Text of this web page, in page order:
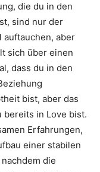
die du in den
sind nur der
auftauchen, aber
sich über einen
dass du in den
bist, aber das
bereits in Love bist.
Erfahrungen,
einer stabilen
die